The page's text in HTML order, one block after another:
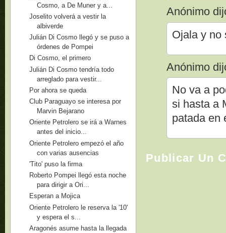
Anónimo
Ojala y no
Anónimo
No va a
si hasta a
patada en
Publicar Un
Cosmo, a De Muner y a...
Joselito volverá a vestir la
albiverde
Julián Di Cosmo llegó y se puso a
órdenes de Pompei
Di Cosmo, el primero
Julián Di Cosmo tendría todo
arreglado para vestir...
Por ahora se queda
Club Paraguayo se interesa por
Marvin Bejarano
Oriente Petrolero se irá a Warnes
antes del inicio...
Oriente Petrolero empezó el año
con varias ausencias
'Tito' puso la firma
Roberto Pompei llegó esta noche
para dirigir a Ori...
Esperan a Mojica
Oriente Petrolero le reserva la '10'
y espera el s...
Aragonés asume hasta la llegada